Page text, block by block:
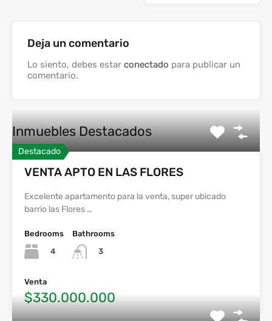
Deja un comentario
Lo siento, debes estar conectado para publicar un
comentario.
Inmuebles Destacados
Destacado
VENTA APTO EN LAS FLORES
Excelente apartamento para la venta, super ubicado
barrio las Flores …
Bedrooms
4
Bathrooms
3
Venta
$330.000.000